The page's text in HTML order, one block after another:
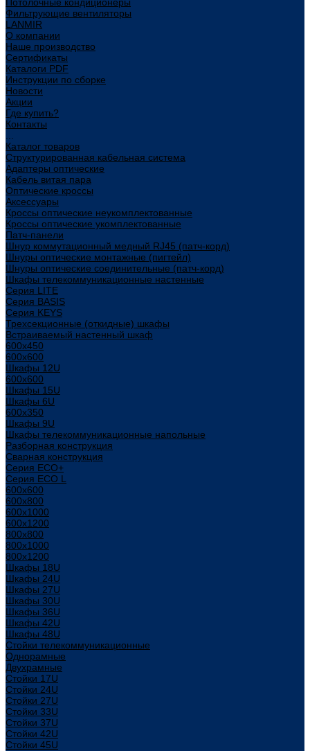
Фильтрующие вентиляторы
LANMIR
О компании
Наше производство
Сертификаты
Каталоги PDF
Инструкции по сборке
Новости
Акции
Где купить?
Контакты
Каталог товаров
Структурированная кабельная система
Адаптеры оптические
Кабель витая пара
Оптические кроссы
Аксессуары
Кроссы оптические неукомплектованные
Кроссы оптические укомплектованные
Патч-панели
Шнур коммутационный медный RJ45 (патч-корд)
Шнуры оптические монтажные (пигтейл)
Шнуры оптические соединительные (патч-корд)
Шкафы телекоммуникационные настенные
Cерия LITE
Cерия BASIS
Cерия KEYS
Трехсекционные (откидные) шкафы
Встраиваемый настенный шкаф
600x450
600x600
Шкафы 12U
600x600
Шкафы 15U
Шкафы 6U
600x350
Шкафы 9U
Шкафы телекоммуникационные напольные
Разборная конструкция
Сварная конструкция
Серия ECO+
Серия ECO L
600x600
600x800
600х1000
600х1200
800x800
800х1000
800х1200
Шкафы 18U
Шкафы 24U
Шкафы 27U
Шкафы 30U
Шкафы 36U
Шкафы 42U
Шкафы 48U
Стойки телекоммуникационные
Однорамные
Двухрамные
Стойки 17U
Стойки 24U
Стойки 27U
Стойки 33U
Стойки 37U
Стойки 42U
Стойки 45U